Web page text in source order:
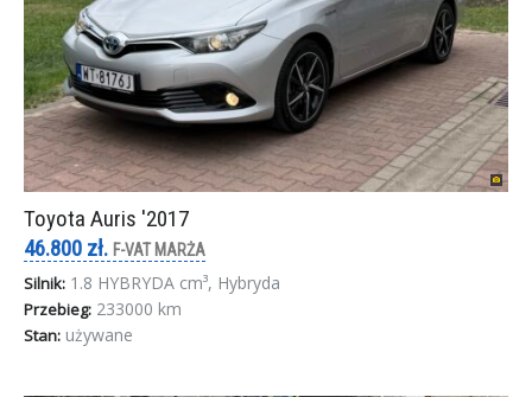
Toyota Auris '2017
46.800 zł. F-VAT MARŻA
Silnik: 1.8 HYBRYDA cm³, Hybryda
Przebieg: 233000 km
Stan: używane